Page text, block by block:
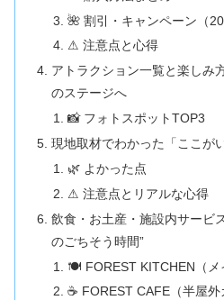
🌺 割引・キャンペーン（
⚠ 注意点と心得
アトラクション一覧と楽しみ
のステージへ
📸 フォトスポットTOP3
現地取材でわかった「ここが
🌿 よかった点
⚠ 注意点とリアルな心得
飲食・お土産・施設内サービ
のごちそう時間”
🍽 FOREST KITCHEN（メ
☕ FOREST CAFE（半屋外